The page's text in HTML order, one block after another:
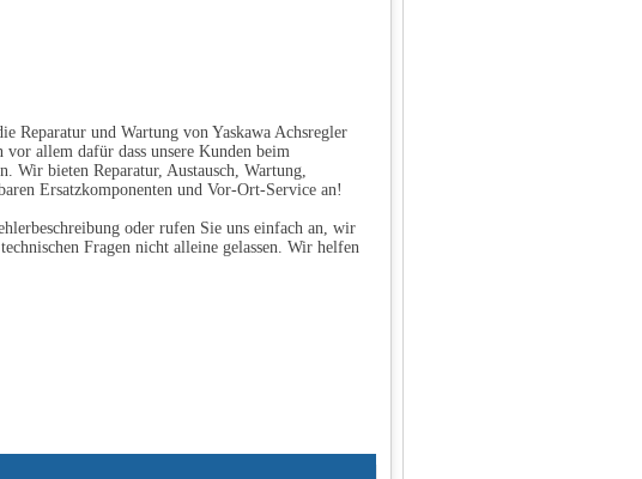
Reparatur und Wartung von Yaskawa Achsregler
allem dafür dass unsere Kunden beim
Wir bieten Reparatur, Austausch, Wartung,
Ersatzkomponenten und Vor-Ort-Service an!
oder rufen Sie uns einfach an, wir
Fragen nicht alleine gelassen. Wir helfen